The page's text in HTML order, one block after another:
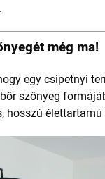
még ma!
egy csipetnyi
szőnyeg
hosszú élettartamú